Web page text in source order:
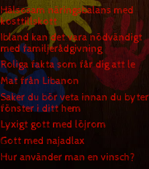
Hälsosam näringsbalans med
kosttillskott
Ibland kan det vara nödvändigt
med familjerådgivning
Roliga fakta som får dig att le
Mat från Libanon
Saker du bör veta innan du byter
fönster i ditt hem
Lyxigt gott med löjrom
Gott med najadlax
Hur använder man en vinsch?